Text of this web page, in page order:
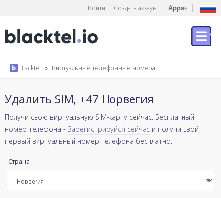
Войти Создать аккаунт Apps
Blacktel » Виртуальные телефонные номера
Удалить SIM, +47 Норвегия
Получи свою виртуальную SIM-карту сейчас. Бесплатный
номер телефона - Зарегистрируйся сейчас и получи свой
первый виртуальный номер телефона бесплатно.
Страна